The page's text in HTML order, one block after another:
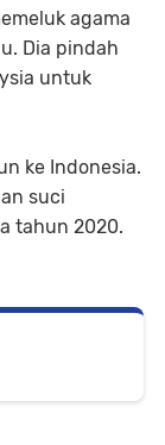
agama
Dia pindah
untuk
ke Indonesia.
suci
tahun 2020.